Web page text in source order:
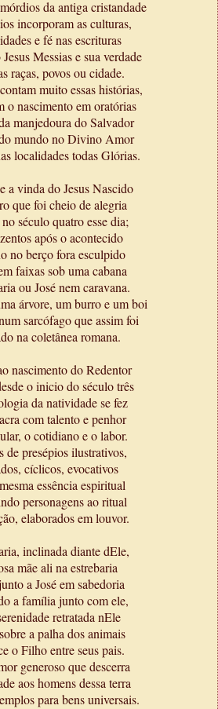
da antiga cristandade
incorporam as culturas,
e fé nas escrituras
Messias e sua verdade
raças, povos ou cidade.
muito essas histórias,
o nascimento em oratórias
manjedoura do Salvador
mundo no Divino Amor
localidades todas Glórias.
a vinda do Jesus Nascido
que foi cheio de alegria
século quatro esse dia;
após o acontecido
no berço fora esculpido
faixas sob uma cabana
ou José nem caravana.
árvore, um burro e um boi
sarcófago que assim foi
na coletânea romana.
nascimento do Redentor
o inicio do século três
da natividade se fez
com talento e penhor
o cotidiano e o labor.
de presépios ilustrativos,
cíclicos, evocativos
essência espiritual
personagens ao ritual
elaborados em louvor.
inclinada diante dEle,
mãe ali na estrebaria
a José em sabedoria
a família junto com ele,
retratada nEle
a palha dos animais
o Filho entre seus pais.
generoso que descerra
aos homens dessa terra
para bens universais.